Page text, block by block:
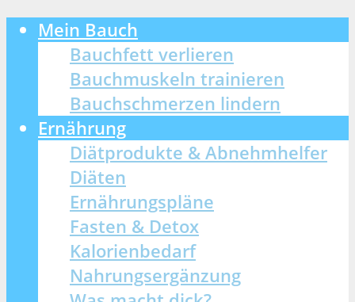
Mein Bauch
Bauchfett verlieren
Bauchmuskeln trainieren
Bauchschmerzen lindern
Ernährung
Diätprodukte & Abnehmhelfer
Diäten
Ernährungspläne
Fasten & Detox
Kalorienbedarf
Nahrungsergänzung